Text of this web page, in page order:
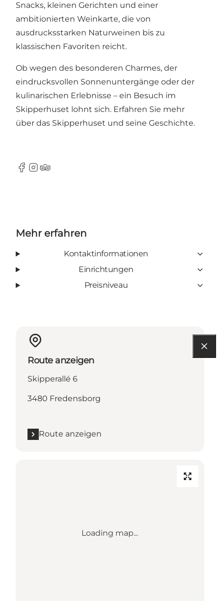
Snacks, kleinen Gerichten und einer
ambitionierten Weinkarte, die von
ausdrucksstarken Naturweinen bis zu
klassischen Favoriten reicht.
Ob wegen des besonderen Charmes, der
eindrucksvollen Sonnenuntergänge oder der
kulinarischen Erlebnisse – ein Besuch im
Skipperhuset lohnt sich. Erfahren Sie mehr
über das Skipperhuset und seine Geschichte.
Facebook
Instagram
Tripadvisor
Mehr erfahren
Kontaktinformationen
Einrichtungen
Preisniveau
Route anzeigen
Skipperallé 6
3480 Fredensborg
Route anzeigen
Loading map...